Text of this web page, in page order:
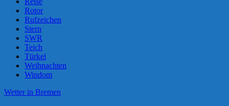
Rotor
Rufzeichen
Stern
SWR
Teich
Türkei
Weihnachten
Windom
Wetter in Bremen